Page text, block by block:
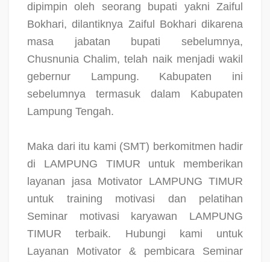
dipimpin oleh seorang bupati yakni Zaiful
Bokhari, dilantiknya Zaiful Bokhari dikarena
masa jabatan bupati sebelumnya,
Chusnunia Chalim, telah naik menjadi wakil
gebernur Lampung. Kabupaten ini
sebelumnya termasuk dalam Kabupaten
Lampung Tengah.
Maka dari itu kami (SMT) berkomitmen hadir
di LAMPUNG TIMUR untuk memberikan
layanan jasa Motivator LAMPUNG TIMUR
untuk training motivasi dan pelatihan
Seminar motivasi karyawan LAMPUNG
TIMUR terbaik. Hubungi kami untuk
Layanan Motivator & pembicara Seminar